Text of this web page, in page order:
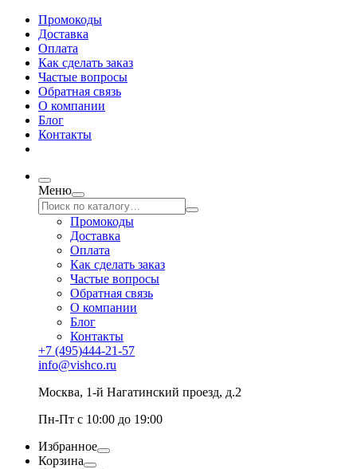
Промокоды
Доставка
Оплата
Как сделать заказ
Частые вопросы
Обратная связь
О компании
Блог
Контакты
Меню
Промокоды
Доставка
Оплата
Как сделать заказ
Частые вопросы
Обратная связь
О компании
Блог
Контакты
+7 (495)444-21-57
info@vishco.ru
Москва, 1-й Нагатинский проезд, д.2
Пн-Пт с 10:00 до 19:00
Избранное
Корзина